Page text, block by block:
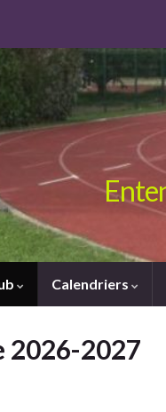
Calendriers
2026-2027